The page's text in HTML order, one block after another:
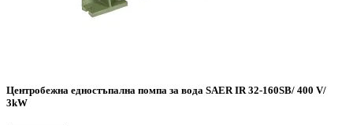
Центробежна едностъпална помпа за вода SAER IR 32-160SB/ 400 V/
3kW